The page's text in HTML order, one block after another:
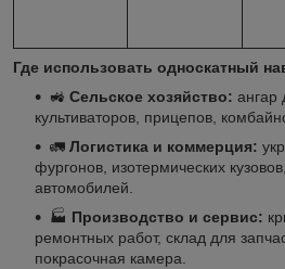
Где использовать односкатный
🚜 Сельское хозяйство: ангар
культиваторов, прицепов,
🚛 Логистика и коммерция:
фургонов, изотермических
автомобилей.
🏭 Производство и сервис:
ремонтных работ, склад для
покрасочная камера.